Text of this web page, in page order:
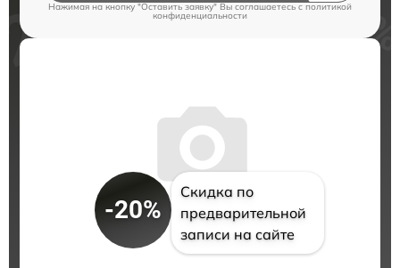
Нажимая на кнопку "Оставить заявку" Вы соглашаетесь c политикой
конфиденциальности
-20%
Скидка по
предварительной
записи на сайте